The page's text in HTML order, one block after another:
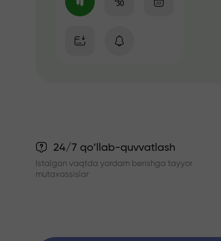
24/7 qo‘llab-quvvatlash
Istalgan vaqtda yordam berishga tayyor
mutaxassislar